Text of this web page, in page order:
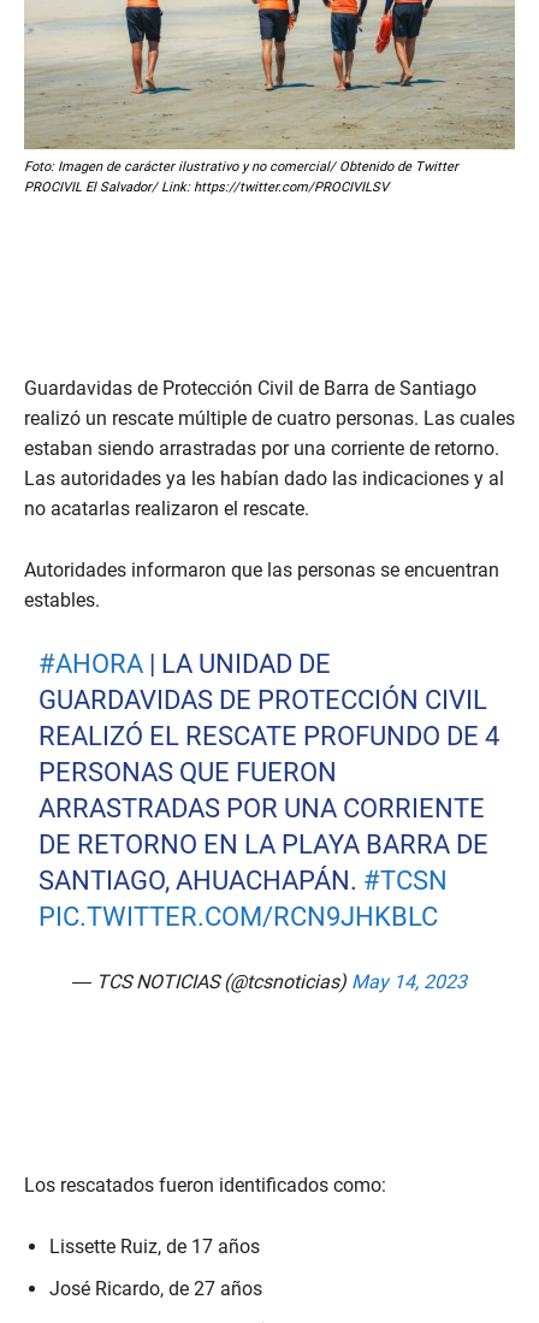
Foto: Imagen de carácter ilustrativo y no comercial/ Obtenido de Twitter
PROCIVIL El Salvador/ Link: https://twitter.com/PROCIVILSV
Guardavidas de Protección Civil de Barra de Santiago
realizó un rescate múltiple de cuatro personas. Las cuales
estaban siendo arrastradas por una corriente de retorno.
Las autoridades ya les habían dado las indicaciones y al
no acatarlas realizaron el rescate.
Autoridades informaron que las personas se encuentran
estables.
#AHORA | LA UNIDAD DE
GUARDAVIDAS DE PROTECCIÓN CIVIL
REALIZÓ EL RESCATE PROFUNDO DE 4
PERSONAS QUE FUERON
ARRASTRADAS POR UNA CORRIENTE
DE RETORNO EN LA PLAYA BARRA DE
SANTIAGO, AHUACHAPÁN. #TCSN
PIC.TWITTER.COM/RCN9JHKBLC
— TCS NOTICIAS (@tcsnoticias) May 14, 2023
Los rescatados fueron identificados como:
Lissette Ruiz, de 17 años
José Ricardo, de 27 años